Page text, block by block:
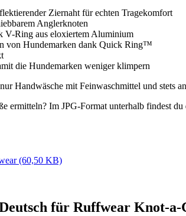
Ziernaht für echten Tragekomfort
Anglerknoten
V-Ring aus eloxiertem Aluminium
von Hundemarken dank Quick Ring™
die Hundemarken weniger klimpern
Handwäsche mit Feinwaschmittel und stets
ermitteln? Im JPG-Format unterhalb findest
(60,50 KB)
für Ruffwear Knot-